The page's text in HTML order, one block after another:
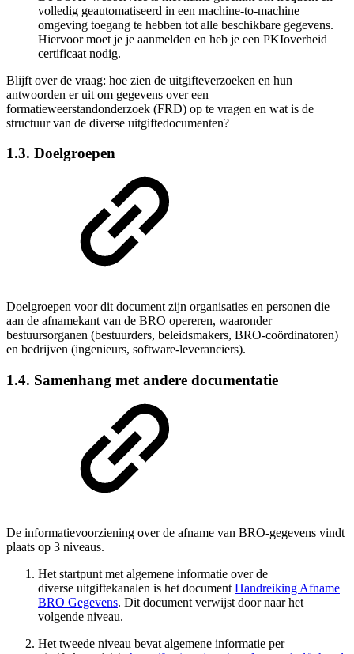
volledig geautomatiseerd in een machine-to-machine
omgeving toegang te hebben tot alle beschikbare gegevens.
Hiervoor moet je je aanmelden en heb je een PKIoverheid
certificaat nodig.
Blijft over de vraag: hoe zien de uitgifteverzoeken en hun
antwoorden er uit om gegevens over een
formatieweerstandonderzoek (FRD) op te vragen en wat is de
structuur van de diverse uitgiftedocumenten?
1.3. Doelgroepen
Doelgroepen voor dit document zijn organisaties en personen die
aan de afnamekant van de BRO opereren, waaronder
bestuursorganen (bestuurders, beleidsmakers, BRO-coördinatoren)
en bedrijven (ingenieurs, software-leveranciers).
1.4. Samenhang met andere documentatie
De informatievoorziening over de afname van BRO-gegevens vindt
plaats op 3 niveaus.
Het startpunt met algemene informatie over de
diverse uitgiftekanalen is het document Handreiking Afname
BRO Gegevens. Dit document verwijst door naar het
volgende niveau.
Het tweede niveau bevat algemene informatie per